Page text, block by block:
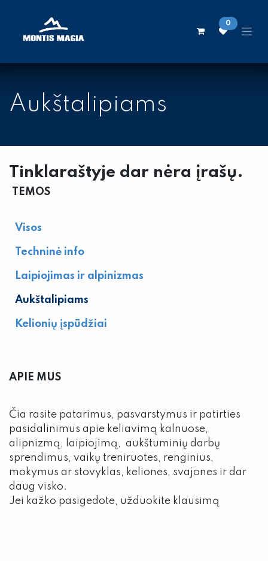
0
Aukštalipiams
Tinklaraštyje dar nėra įrašų.
TEMOS
Visos
Techninė info
Laipiojimas ir alpinizmas
Aukštalipiams
Kelionių įspūdžiai
APIE MUS
Čia rasite patarimus, pasvarstymus ir patirties
pasidalinimus apie keliavimą kalnuose,
alipnizmą, laipiojimą, aukštuminių darbų
sprendimus, vaikų treniruotes, renginius,
mokymus ar stovyklas, keliones, svajones ir dar
daug visko.
Jei kažko pasigedote, užduokite klausimą